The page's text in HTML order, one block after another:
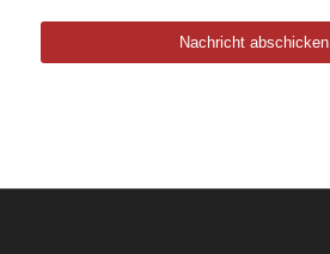
Nachricht abschicken
ausgefüllt